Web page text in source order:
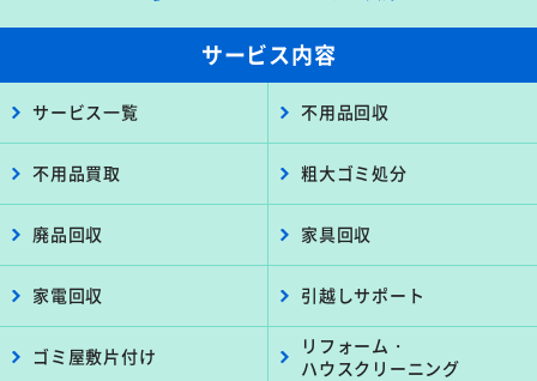
サービス内容
サービス一覧 不用品回収
不用品買取 粗大ゴミ処分
廃品回収 家具回収
家電回収 引越しサポート
ゴミ屋敷片付け
リフォーム・
ハウスクリーニング